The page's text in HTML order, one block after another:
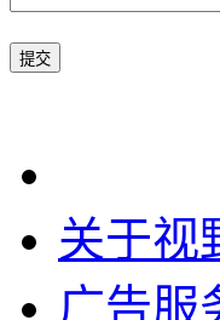
关于视
广告服